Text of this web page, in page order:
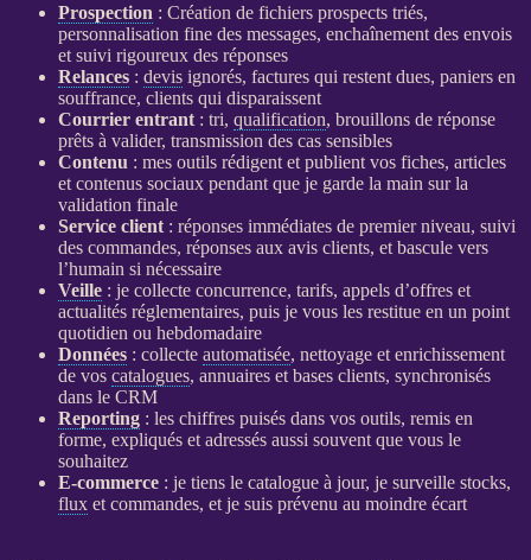
Prospection : Création de fichiers prospectstriés,
personnalisation fine des messages, enchaînement des envois
et suivi rigoureux des réponses
Relances: devisignorés, factures qui restent dues, paniers en
souffrance, clients qui disparaissent
Courrier entrant: tri, qualification, brouillons de réponse
prêts à valider, transmission des cas sensibles
Contenu : mes outils rédigent et publient vos fiches, articles
et contenus sociaux pendant que je garde la main sur la
validation finale
Service client: réponses immédiates de premier niveau, suivi
des commandes, réponses aux avis clients, et bascule vers
l’humain si nécessaire
Veille: je collecte concurrence, tarifs, appels d’offres et
actualités réglementaires, puis je vous les restitue en un point
quotidien ou hebdomadaire
Données: collecte automatisée, nettoyage et enrichissement
de vos catalogues, annuaires et bases clients, synchronisés
dans le CRM
Reporting: les chiffres puisés dans vos outils, remis en
forme, expliqués et adressés aussi souvent que vous le
souhaitez
E-commerce: je tiens le catalogueà jour, je surveille stocks,
fluxet commandes, et je suis prévenu au moindre écart